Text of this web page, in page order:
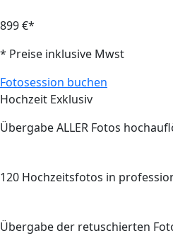
899 €*
* Preise inklusive Mwst
Fotosession buchen
Hochzeit Exklusiv
ÜbergabeALLER Fotos
120 Hochzeitsfotos in
Übergabe der retuschierten